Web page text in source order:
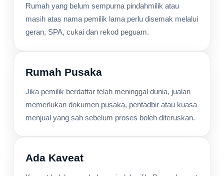
Rumah yang belum sempurna pindahmilik atau
masih atas nama pemilik lama perlu disemak melalui
geran, SPA, cukai dan rekod peguam.
Rumah Pusaka
Jika pemilik berdaftar telah meninggal dunia, jualan
memerlukan dokumen pusaka, pentadbir atau kuasa
menjual yang sah sebelum proses boleh diteruskan.
Ada Kaveat